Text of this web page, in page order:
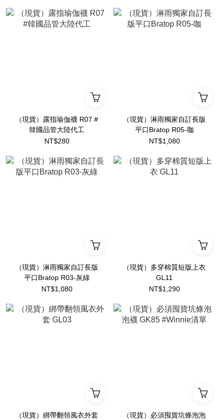
（現貨）露指瑜伽襪 R07 #
韓國品管大陸代工
NT$280
（現貨）淋雨獨家自訂長版
平口Bratop R05-咖
NT$1,080
（現貨）淋雨獨家自訂長版
平口Bratop R03-灰綠
NT$1,080
（現貨）多穿棉質短版上衣
GL11
NT$1,290
（現貨）綁帶翻領風衣外套
（現貨）必須囤貨坑條泡泡